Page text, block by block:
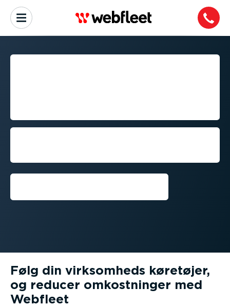
REDUCERING AF DINE
Find ud af, hvorfor Webfleet forbinder
Følg din virksomheds køretøjer,
og reducer omkost­ninger med
Webfleet